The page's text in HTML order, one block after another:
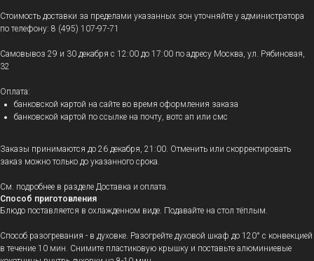
Стоимость доставки за пределами указанных зон уточняйте у администратора
по телефону: 8 (495) 107-97-71
Самовывоз 29 и 30 декабря с 12:00 до 17:00 по адресу Москва, ул. Рябиновая,
32
Оплата:
банковской картой на сайте во время оформления заказа
банковской картой по ссылке на почту, вотс ап или смс
Заказы принимаются до 26 декабря, 21:00. Отменить или скорректировать
заказ можно только до указанного срока.
См. подробнее в разделе Доставка и оплата.
Способ приготовления
Блюдо поставляется в охлажденном виде. Подавайте на стол тёплым.
Способ разогревания - в духовке. Разогрейте духовой шкаф до 120° с конвекцией
в течение 10 мин. Снимите пластиковую крышку и поставьте алюминиевые